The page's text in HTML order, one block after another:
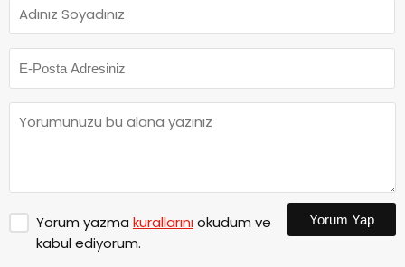
Yorum yazma kurallarınıokudum ve
kabul ediyorum.
Yorum Yap